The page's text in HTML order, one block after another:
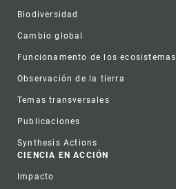
Biodiversidad
Cambio global
Funcionamento de los ecosistemas
Observación de la tierra
Temas transversales
Publicaciones
Synthesis Actions
CIENCIA EN ACCIÓN
Impacto